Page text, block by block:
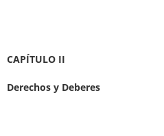
CAPÍTULO II
Derechos y Deberes